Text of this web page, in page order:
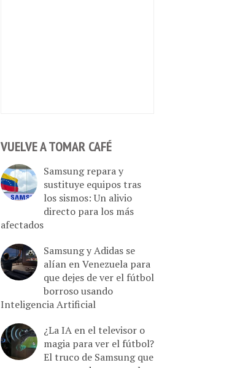
VUELVE A TOMAR CAFÉ
Samsung repara y
sustituye equipos tras
los sismos: Un alivio
directo para los más
afectados
Samsung y Adidas se
alían en Venezuela para
que dejes de ver el fútbol
borroso usando
Inteligencia Artificial
¿La IA en el televisor o
magia para ver el fútbol?
El truco de Samsung que